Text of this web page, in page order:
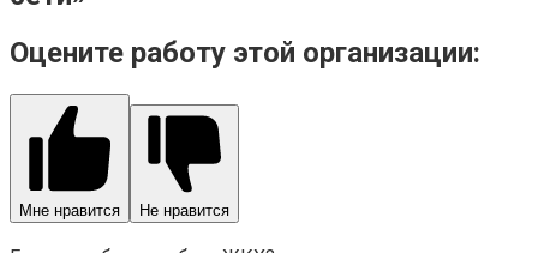
Оцените работу этой организации:
Мне нравится Не нравится